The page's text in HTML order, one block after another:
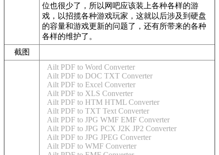
位也很少了，所以网吧应该装上各种各样的游
戏，以招揽各种游戏玩家，这就以后涉及到硬盘
的容量和游戏更新的问题了，还有所带来的各种
各样的维护了。
截图
Ailt PDF to Word Converter
Ailt PDF to DOC TXT Converter
Ailt PDF to Excel Converter
Ailt PDF to XLS Converter
Ailt PDF to HTM HTML Converter
Ailt PDF to TXT Text Converter
Ailt PDF to JPG WMF EMF Converter
Ailt PDF to JPG PCX J2K JP2 Converter
Ailt PDF to JPG JPEG Converter
Ailt PDF to WMF Converter